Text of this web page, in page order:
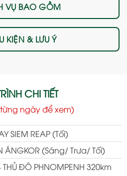
CHI TIẾT
ngày để xem)
SIEM REAP (Tối)
ĂNGKOR (Sáng/ Trưa/ Tối)
THỦ ĐÔ PHNOMPENH 320km
VỤ BAO GỒM
KIỆN & LƯU Ý